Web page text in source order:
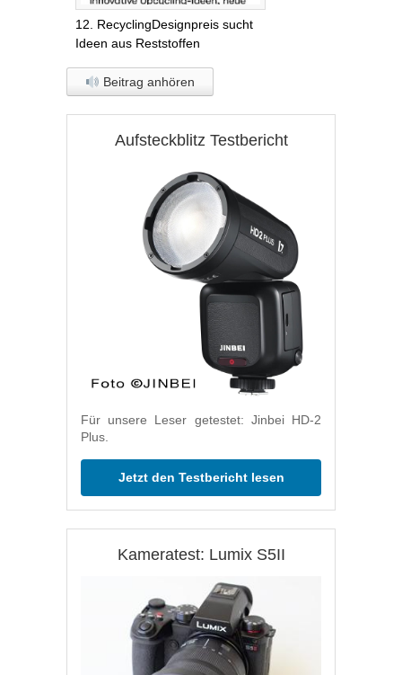
12. RecyclingDesignpreis sucht
Ideen aus Reststoffen
Beitrag anhören
Aufsteckblitz Testbericht
Für unsere Leser getestet: Jinbei HD-2
Plus.
Jetzt den Testbericht lesen
Kameratest: Lumix S5II